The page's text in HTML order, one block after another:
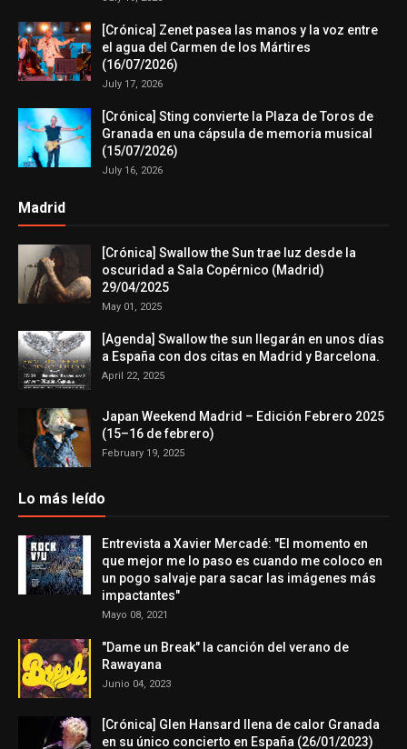
[Crónica] Zenet pasea las manos y la voz entre
el agua del Carmen de los Mártires
(16/07/2026)
July 17, 2026
[Crónica] Sting convierte la Plaza de Toros de
Granada en una cápsula de memoria musical
(15/07/2026)
July 16, 2026
Madrid
[Crónica] Swallow the Sun trae luz desde la
oscuridad a Sala Copérnico (Madrid)
29/04/2025
May 01, 2025
[Agenda] Swallow the sun llegarán en unos días
a España con dos citas en Madrid y Barcelona.
April 22, 2025
Japan Weekend Madrid – Edición Febrero 2025
(15–16 de febrero)
February 19, 2025
Lo más leído
Entrevista a Xavier Mercadé: "El momento en
que mejor me lo paso es cuando me coloco en
un pogo salvaje para sacar las imágenes más
impactantes"
Mayo 08, 2021
"Dame un Break" la canción del verano de
Rawayana
Junio 04, 2023
[Crónica] Glen Hansard llena de calor Granada
en su único concierto en España (26/01/2023)